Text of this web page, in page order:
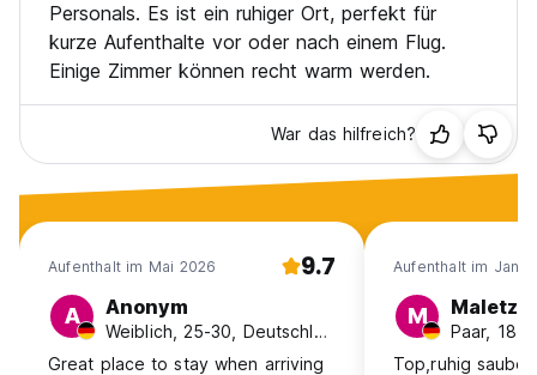
Personals. Es ist ein ruhiger Ort, perfekt für
kurze Aufenthalte vor oder nach einem Flug.
Einige Zimmer können recht warm werden.
War das hilfreich?
Aufenthalt im Mai 2026 9.7
A Anonym
Weiblich, 25-30, Deutschland
Great place to stay when arriving
Aufenthalt im Jan
M
Paar, 18-
Top,ruhig